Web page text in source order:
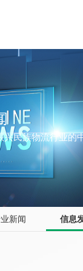
兴民族物流行业的
新闻 信息